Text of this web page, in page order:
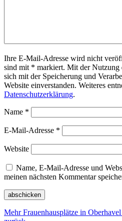
Ihre E-Mail-Adresse wird nicht
sind mit * markiert. Mit der Nutzung
sich mit der Speicherung und
Website einverstanden. Weiteres
Datenschutzerklärung.
Name *
E-Mail-Adresse *
Website
Name, E-Mail-Adresse und
meinen nächsten Kommentar
Mehr Frauenhausplätze in